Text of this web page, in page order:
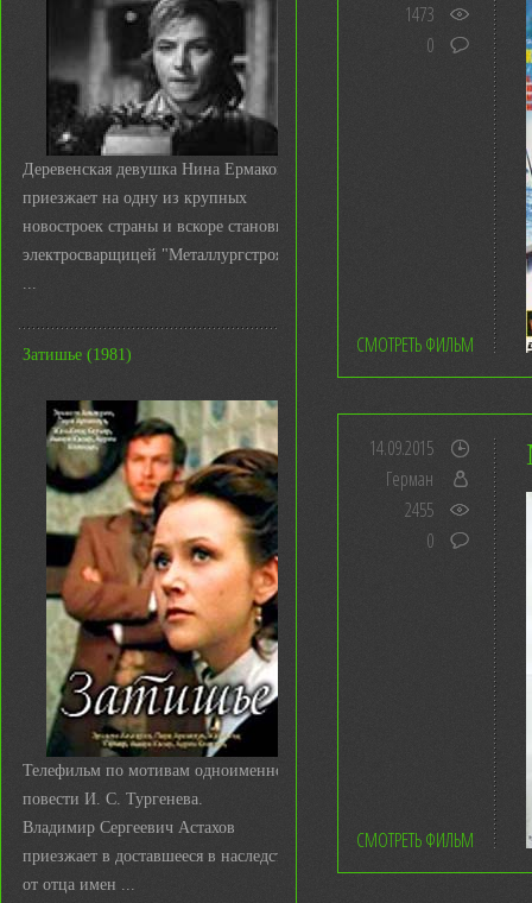
Деревенская девушка Нина Ермакова
приезжает на одну из крупных
новостроек страны и вскоре становится
электросварщицей "Металлургстроя&q
...
Затишье (1981)
Телефильм по мотивам одноименной
повести И. С. Тургенева.
Владимир Сергеевич Астахов
приезжает в доставшееся в наследство
от отца имен ...
1473
0
СМОТРЕТЬ ФИЛЬМ
14.09.2015
Герман
2455
0
СМОТРЕТЬ ФИЛЬМ